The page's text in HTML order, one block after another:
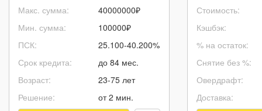
Макс. сумма:
Мин. сумма:
ПСК:
Срок кредита:
Возраст:
Решение:
40000000₽
100000₽
25.100-40.200%
до 84 мес.
23-75 лет
от 2 мин.
Стоимость:
Кэшбэк:
% на остаток:
Снятие без %:
Овердрафт:
Доставка: